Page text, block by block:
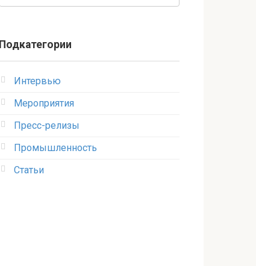
Подкатегории
Интервью
Мероприятия
Пресс-релизы
Промышленность
Статьи